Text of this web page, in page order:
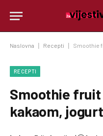
Naslovna Recepti Smoothie
RECEPTI
Smoothie
kakaom,